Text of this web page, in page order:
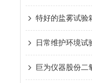
特好的盐雾试验
日常维护环境试